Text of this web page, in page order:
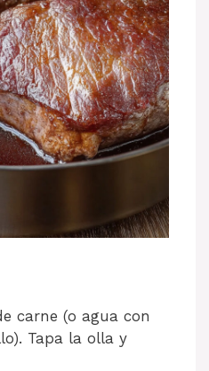
carne (o agua con
Tapa la olla y